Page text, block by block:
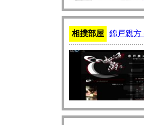
相撲部屋 錦戸親方